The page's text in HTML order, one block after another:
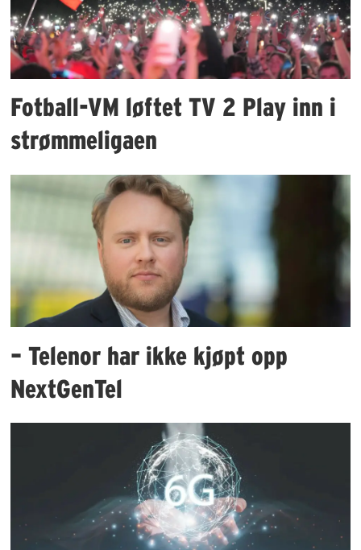
Fotball-VM løftet TV 2 Play inn i
strømmeligaen
– Telenor har ikke kjøpt opp
NextGenTel